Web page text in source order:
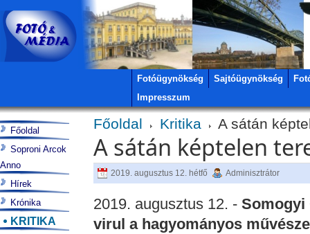
Fotóügynökség Sajtóügynökség
Impresszum
Főoldal Kritika A sátán
A sátán képtelen
2019. augusztus 12. hétfő Adminisztrátor
2019. augusztus 12. - Somogyi
virul a hagyományos
Főoldal
Soproni Arcok
Anno
Hírek
Krónika
KRITIKA